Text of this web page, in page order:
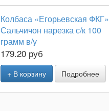
Колбаса «Егорьевская ФКГ»
Сальчичон нарезка с/к 100
грамм в/у
179.20 руб
+ В корзину Подробнее